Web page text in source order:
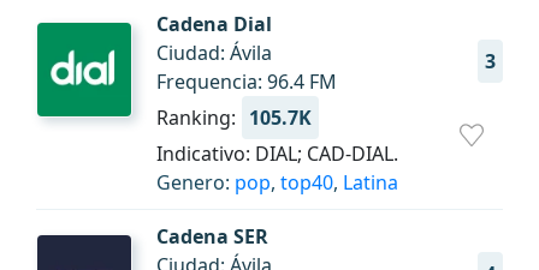
Cadena Dial
3
Ciudad: Ávila
Frequencia: 96.4 FM
Ranking: 105.7K
Indicativo: DIAL; CAD-DIAL.
Genero: pop, top40, Latina
Cadena SER